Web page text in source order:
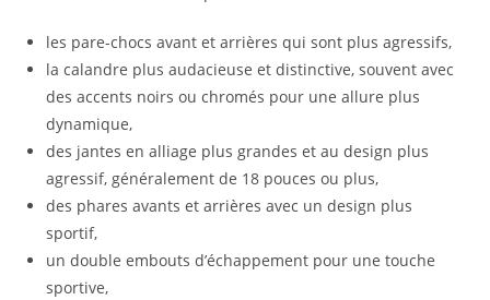
les pare-chocs avant et arrières qui sont plus agressifs,
la calandre plus audacieuse et distinctive, souvent avec
des accents noirs ou chromés pour une allure plus
dynamique,
des jantes en alliage plus grandes et au design plus
agressif, généralement de 18 pouces ou plus,
des phares avants et arrières avec un design plus
sportif,
un double embouts d’échappement pour une touche
sportive,